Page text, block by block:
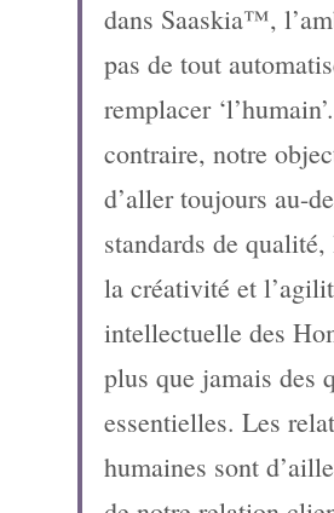
dans Saaskia™,
pas de tout
remplacer
contraire, notre
d’aller toujours au-
standards de
la créativité et
intellectuelle des
plus que jamais des
essentielles. Les
humaines sont